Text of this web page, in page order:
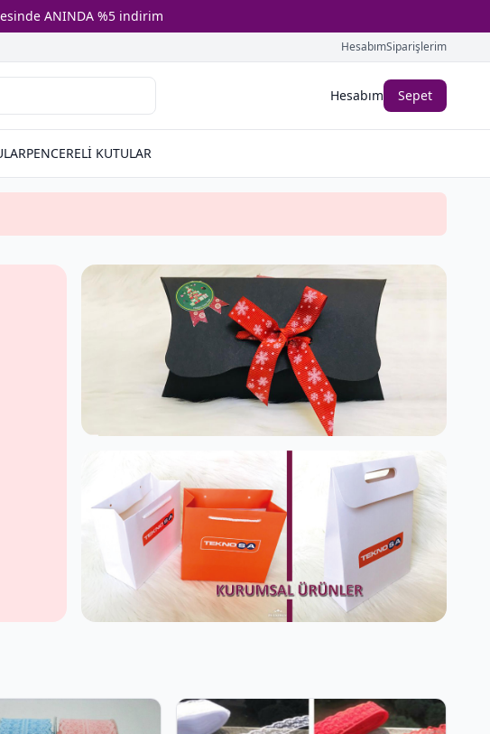
ANINDA %5 indirim
HesabımSiparişlerim
Hesabım Sepet
PENCERELİ KUTULAR